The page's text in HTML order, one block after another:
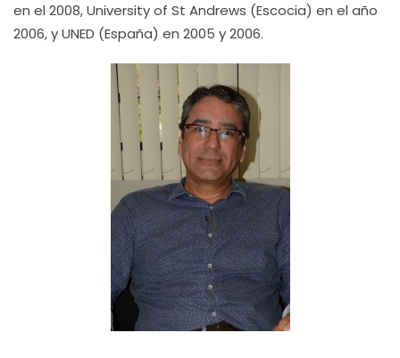
en el 2008, University of St Andrews (Escocia) en el año
2006, y UNED (España) en 2005 y 2006.